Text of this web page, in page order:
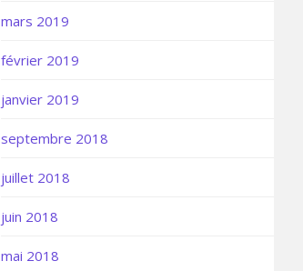
mars 2019
février 2019
janvier 2019
septembre 2018
juillet 2018
juin 2018
mai 2018